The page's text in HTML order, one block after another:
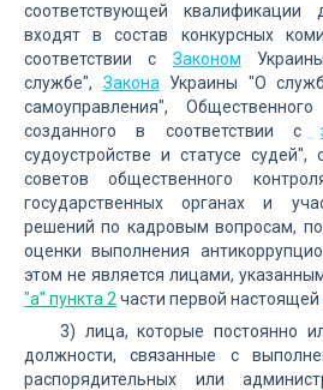
соответствующей квалификации
входят в состав конкурсных
соответствии с Законом
службе", Закона Украины "О
самоуправления",
созданного в соответствии с
судоустройстве и статусе судей",
советов общественного
государственных органах и
решений по кадровым вопросам,
оценки выполнения
этом не является лицами,
"а" пункта 2 части первой настоящей
3) лица, которые постоянно
должности, связанные с
распорядительных или